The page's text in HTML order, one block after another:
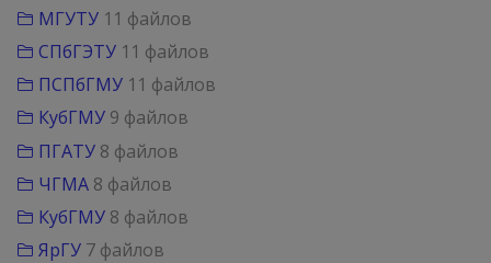
МГУТУ 11 файлов
СПбГЭТУ 11 файлов
ПСПбГМУ 11 файлов
КубГМУ 9 файлов
ПГАТУ 8 файлов
ЧГМА 8 файлов
КубГМУ 8 файлов
ЯрГУ 7 файлов